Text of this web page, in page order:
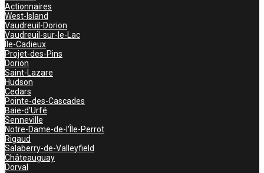
Actionnaires
West-Island
Vaudreuil-Dorion
Vaudreuil-sur-le-Lac
Île-Cadieux
Projet-des-Pins
Dorion
Saint-Lazare
Hudson
Cedars
Pointe-des-Cascades
Baie-d'Urfé
Senneville
Notre-Dame-de-l'Île-Perrot
Rigaud
Salaberry-de-Valleyfield
Châteauguay
Dorval